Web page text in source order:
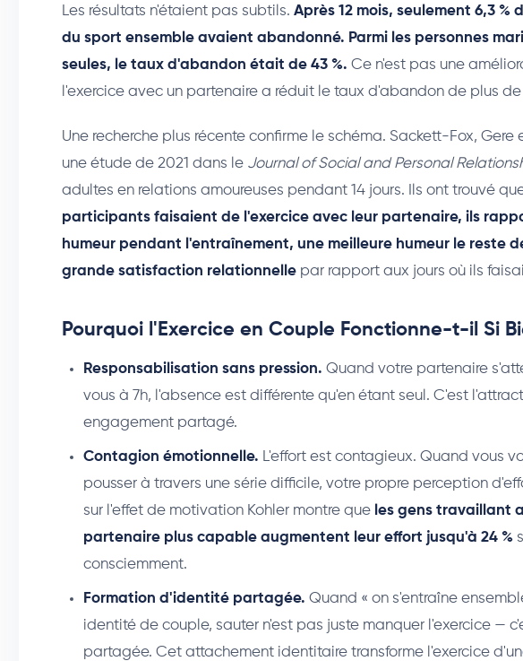
Les résultats n'étaient pas subtils. Après 12 mois, seulement 6,3
du sport ensemble avaient abandonné. Parmi les personnes
seules, le taux d'abandon était de 43 %. Ce n'est pas une
l'exercice avec un partenaire a réduit le taux d'abandon de plus de
Une recherche plus récente confirme le schéma. Sackett-Fox,
une étude de 2021 dans le Journal of Social and Personal
adultes en relations amoureuses pendant 14 jours. Ils ont trouvé
participants faisaient de l'exercice avec leur partenaire, ils
humeur pendant l'entraînement, une meilleure humeur le reste
grande satisfaction relationnelle par rapport aux jours où ils
Pourquoi l'Exercice en Couple Fonctionne-t-il Si
Responsabilisation sans pression. Quand votre partenaire
vous à 7h, l'absence est différente qu'en étant seul. C'est
engagement partagé.
Contagion émotionnelle. L'effort est contagieux. Quand vous
pousser à travers une série difficile, votre propre perception
sur l'effet de motivation Kohler montre que les gens travaillant
partenaire plus capable augmentent leur effort jusqu'à 24 %
consciemment.
Formation d'identité partagée. Quand « on s'entraîne
identité de couple, sauter n'est pas juste manquer l'exercice —
partagée. Cet attachement identitaire transforme l'exercice